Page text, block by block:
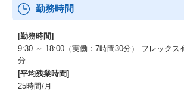
勤務時間
[勤務時間]
9:30 ～ 18:00（実働：7時間30分） フレック
分
[平均残業時間]
25時間/月